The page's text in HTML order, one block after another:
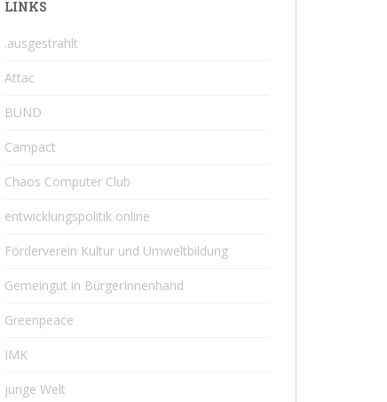
LINKS
.ausgestrahlt
Attac
BUND
Campact
Chaos Computer Club
entwicklungspolitik online
Förderverein Kultur und Umweltbildung
Gemeingut in BürgerInnenhand
Greenpeace
IMK
junge Welt